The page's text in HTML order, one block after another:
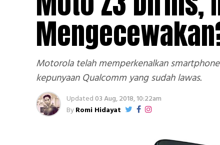
Motorola telah memperkenalkan
kepunyaan Qualcomm yang sudah lawas.
Updated03 Aug, 2018, 10:22am
ByRomi Hidayat